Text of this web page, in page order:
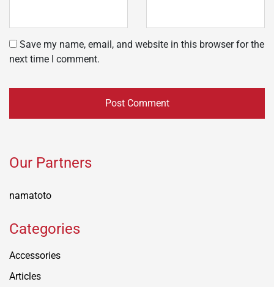
Save my name, email, and website in this browser for the
next time I comment.
Our Partners
namatoto
Categories
Accessories
Articles